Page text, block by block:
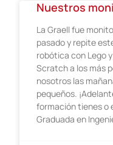
Nuestros
La Graell fue
pasado y repite
robótica con Lego
Scratch a los más
nosotros las
pequeños.
formación tienes o
Graduada en